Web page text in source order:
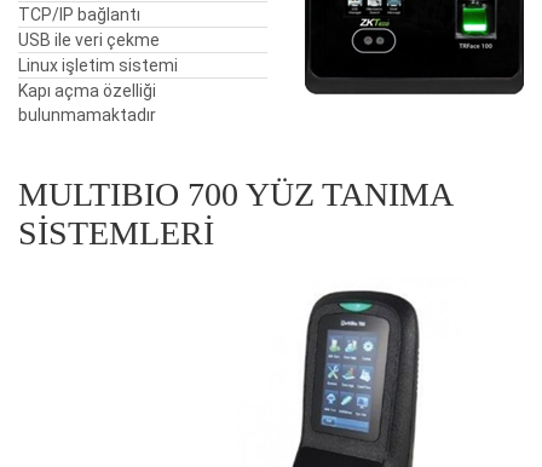
TCP/IP bağlantı
USB ile veri çekme
Linux işletim sistemi
Kapı açma özelliği
bulunmamaktadır
MULTIBIO 700 YÜZ TANIMA
SISTEMLERI